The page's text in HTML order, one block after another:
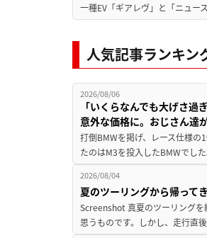
一種EV「ギアレヴ」と「ニュ
人気記事ランキン
2026/08/06
「いくらなんでも大げさ
意外な価格に。おじさん達
打倒BMWを掲げ、レース仕様
たのはM3を投入したBMWでし
2026/08/04
夏のツーリングから帰って
Screenshot 真夏のツーリングを
思うものです。しかし、走行直